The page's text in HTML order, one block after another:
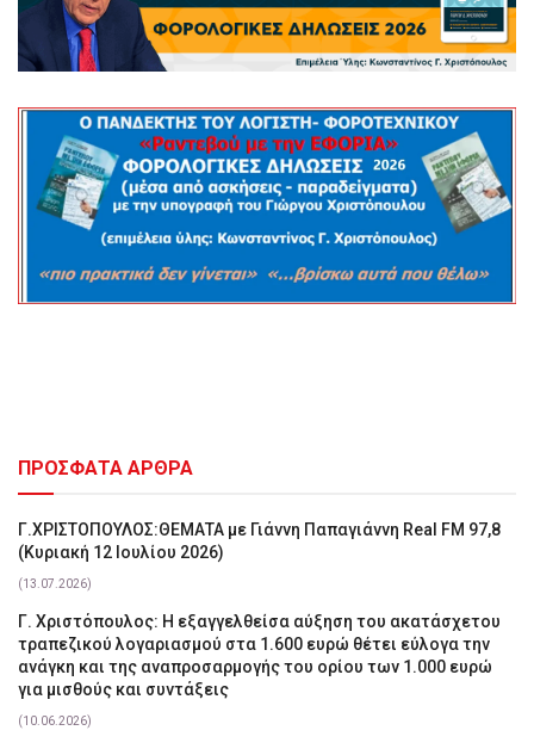
ΠΡΟΣΦΑΤΑ ΑΡΘΡΑ
Γ.ΧΡΙΣΤΟΠΟΥΛΟΣ:ΘΕΜΑΤΑ με Γιάννη Παπαγιάννη Real FM 97,8
(Κυριακή 12 Ιουλίου 2026)
(13.07.2026)
Γ. Χριστόπουλος: Η εξαγγελθείσα αύξηση του ακατάσχετου
τραπεζικού λογαριασμού στα 1.600 ευρώ θέτει εύλογα την
ανάγκη και της αναπροσαρμογής του ορίου των 1.000 ευρώ
για μισθούς και συντάξεις
(10.06.2026)